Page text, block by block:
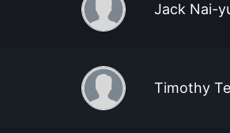
Jack Nai-
Timothy